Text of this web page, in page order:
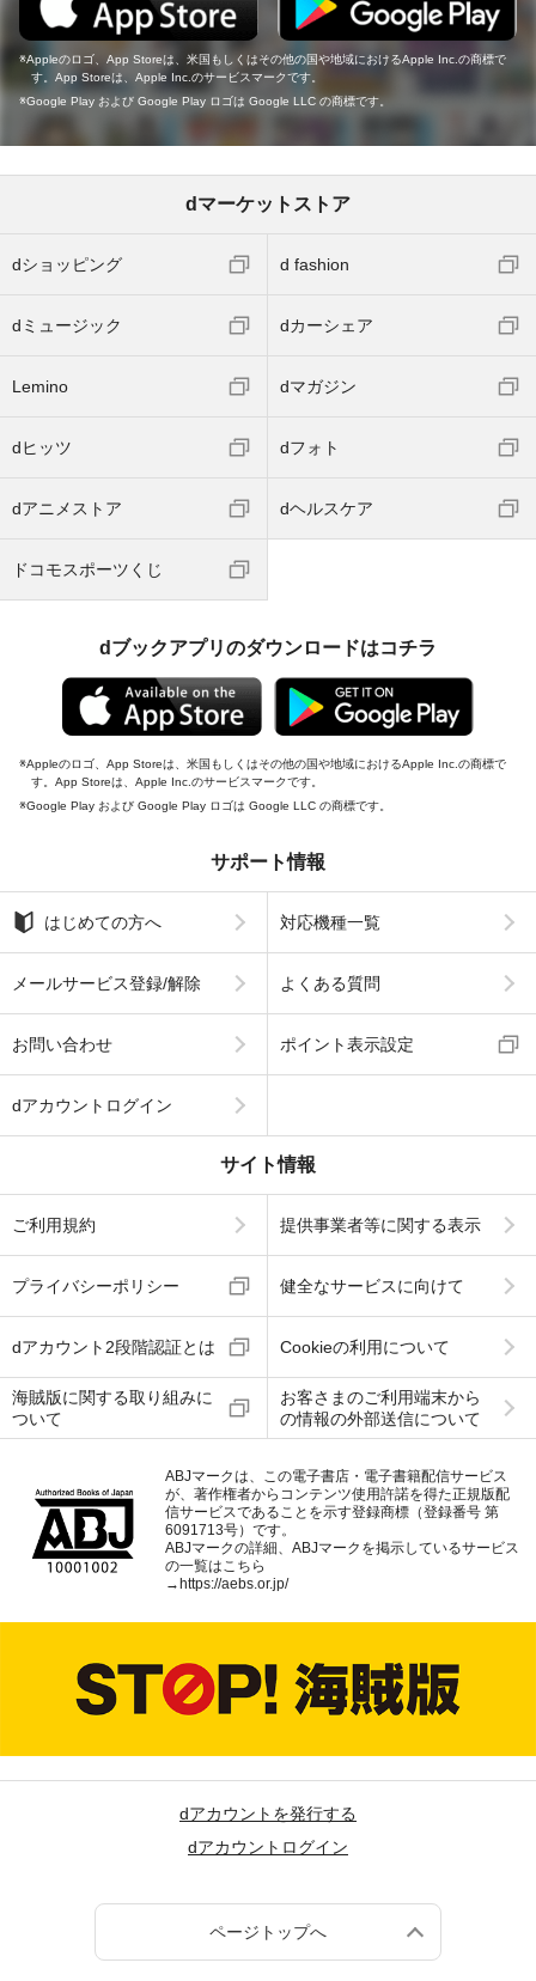
Appleのロゴ、App Storeは、米国もしくはその他の国や地域におけるApple Inc.の商標で
す。App Storeは、Apple Inc.のサービスマークです。
Google Play および Google Play ロゴは Google LLC の商標です。
dマーケットストア
dショッピング d fashion
dミュージック dカーシェア
Lemino dマガジン
dヒッツ dフォト
dアニメストア dヘルスケア
ドコモスポーツくじ
dブックアプリのダウンロードはコチラ
Appleのロゴ、App Storeは、米国もしくはその他の国や地域におけるApple Inc.の商標で
す。App Storeは、Apple Inc.のサービスマークです。
Google Play および Google Play ロゴは Google LLC の商標です。
サポート情報
はじめての方へ 対応機種一覧
メールサービス登録/解除 よくある質問
お問い合わせ ポイント表示設定
dアカウントログイン
サイト情報
ご利用規約 提供事業者等に関する表示
プライバシーポリシー 健全なサービスに向けて
dアカウント2段階認証とは Cookieの利用について
海賊版に関する取り組みに
ついて
お客さまのご利用端末から
の情報の外部送信について
ABJマークは、この電子書店・電子書籍配信サービス
が、著作権者からコンテンツ使用許諾を得た正規版配
信サービスであることを示す登録商標（登録番号 第
6091713号）です。
ABJマークの詳細、ABJマークを掲示しているサービス
の一覧はこちら
→ https://aebs.or.jp/
dアカウントを発行する
dアカウントログイン
ページトップへ